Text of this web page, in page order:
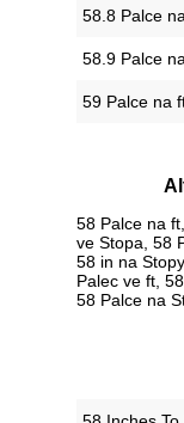
58.8 Palce
58.9 Palce
59 Palce na
58 Palce na
ve Stopa, 58
58 in na
Palec ve ft,
58 Palce na